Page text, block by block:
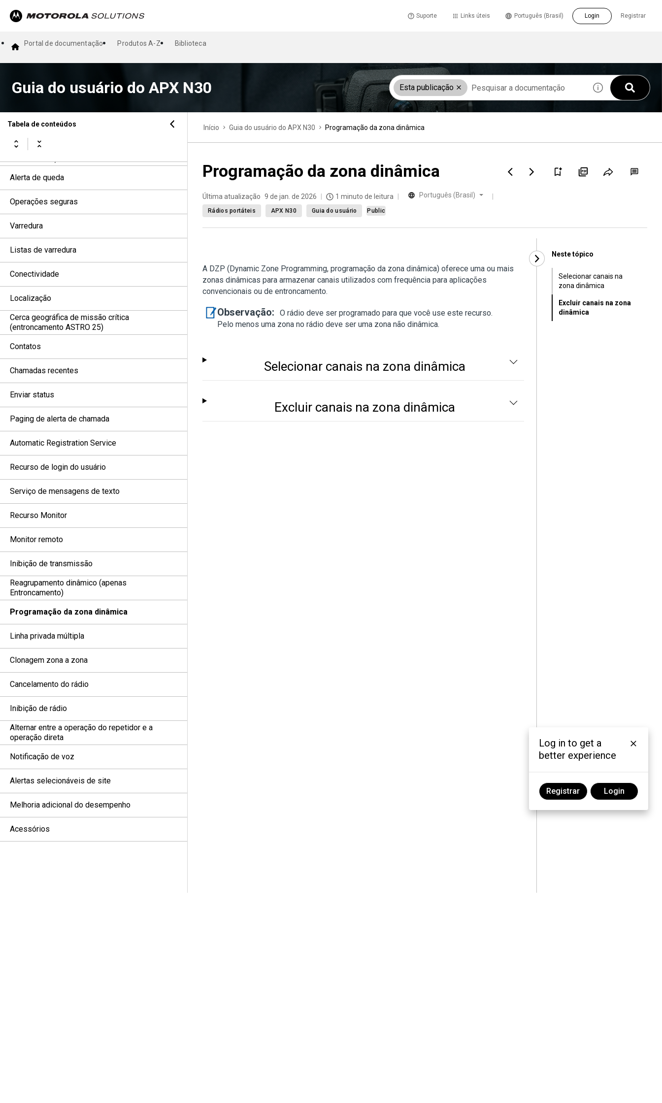
Suporte Links úteis Registrar
Português (Brasil) Login
Portal de documentação Produtos A-Z Biblioteca
Guia do usuário do APX N30 Esta publicação
Tabela de conteúdos
Visão geral da tela inicial
Tipos de chamadas de rádio
Fireground
Segurança pública tática (somente
Alerta de queda
Operações seguras
Varredura
Listas de varredura
Conectividade
Localização
Cerca geográfica de missão crítica
(entroncamento ASTRO 25)
Contatos
Chamadas recentes
Enviar status
Paging de alerta de chamada
Automatic Registration Service
Recurso de login do usuário
Serviço de mensagens de texto
Recurso Monitor
Monitor remoto
Inibição de transmissão
Reagrupamento dinâmico (apenas
Entroncamento)
Programação da zona dinâmica
Linha privada múltipla
Clonagem zona a zona
Cancelamento do rádio
Inibição de rádio
Alternar entre a operação do repetidor e a
operação direta
Notificação de voz
Alertas selecionáveis de site
Melhoria adicional do desempenho
Acessórios
Início Guia do usuário do APX N30 Programação da zona dinâmica
Programação da zona dinâmica
Última atualização 9 de jan. de 2026 1 minuto de leitura Português (Brasil)
Rádios portáteis APX N30 Guia do usuário Public
A DZP (Dynamic Zone Programming, programação da zona dinâmica) oferece uma ou mais
zonas dinâmicas para armazenar canais utilizados com frequência para aplicações
convencionais ou de entroncamento.
Observação:
O rádio deve ser programado para que você use este recurso.
Pelo menos uma zona no rádio deve ser uma zona não dinâmica.
Selecionar canais na zona dinâmica
Excluir canais na zona dinâmica
Neste tópico
Selecionar canais na
zona dinâmica
Excluir canais na zona
dinâmica
Log in to get a
better experience
Registrar Login